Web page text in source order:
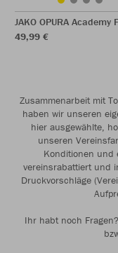
JAKO OPURA Academy
49,99 €
Zusammenarbeit mit
haben wir unseren
hier ausgewählte,
unseren
Konditionen und
vereinsrabattiert und
Druckvorschläge
Ihr habt noch